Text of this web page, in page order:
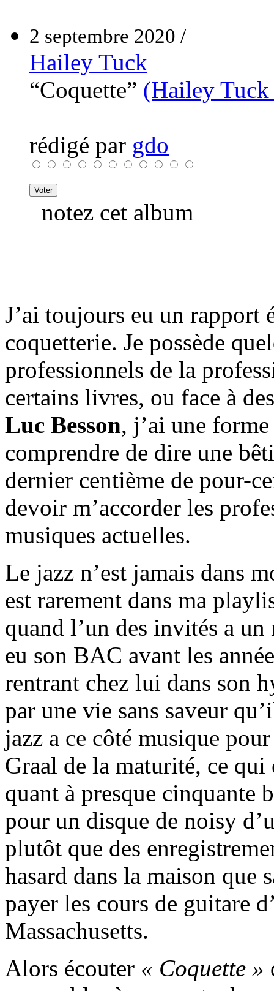
2 septembre 2020 /
Hailey Tuck
“Coquette” (Hailey
rédigé par gdo
notez cet album
J’ai toujours eu un rapport
coquetterie. Je possède
professionnels de la
certains livres, ou face à
Luc Besson, j’ai une
comprendre de dire une
dernier centième de pour-
devoir m’accorder les
musiques actuelles.
Le jazz n’est jamais dans
est rarement dans ma
quand l’un des invités a
eu son BAC avant les
rentrant chez lui dans son
par une vie sans saveur
jazz a ce côté musique
Graal de la maturité, ce
quant à presque cinquante
pour un disque de noisy
plutôt que des
hasard dans la maison que
payer les cours de guitare
Massachusetts.
Alors écouter « Coquette »